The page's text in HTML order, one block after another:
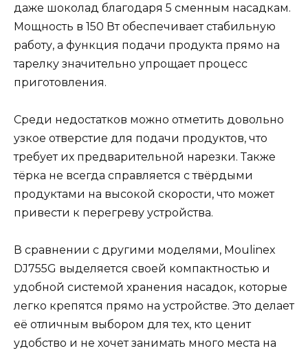
даже шоколад благодаря 5 сменным насадкам.
Мощность в 150 Вт обеспечивает стабильную
работу, а функция подачи продукта прямо на
тарелку значительно упрощает процесс
приготовления.
Среди недостатков можно отметить довольно
узкое отверстие для подачи продуктов, что
требует их предварительной нарезки. Также
тёрка не всегда справляется с твёрдыми
продуктами на высокой скорости, что может
привести к перегреву устройства.
В сравнении с другими моделями, Moulinex
DJ755G выделяется своей компактностью и
удобной системой хранения насадок, которые
легко крепятся прямо на устройстве. Это делает
её отличным выбором для тех, кто ценит
удобство и не хочет занимать много места на